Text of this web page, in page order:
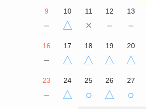
9
－
10
△
11
×
12
－
13
－
16
－
17
△
18
△
19
△
20
△
23
－
24
△
25
○
26
△
27
○